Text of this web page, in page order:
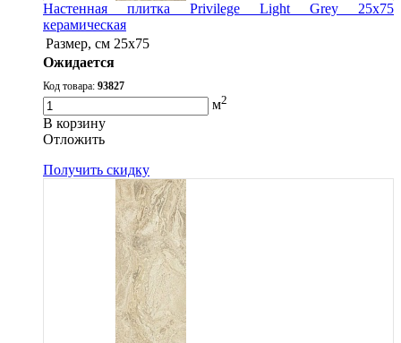
Настенная плитка Privilege Light Grey 25x75
керамическая
Размер, см 25x75
Ожидается
Код товара: 93827
м2
В корзину
Oтложить
Получить скидку